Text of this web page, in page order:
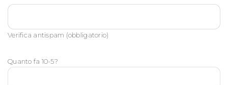
Verifica antispam (obbligatorio)
Quanto fa 10-5?